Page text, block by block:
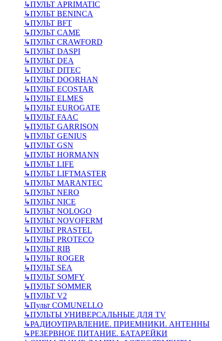
↳ПУЛЬТ APRIMATIC
↳ПУЛЬТ BENINCA
↳ПУЛЬТ BFT
↳ПУЛЬТ CAME
↳ПУЛЬТ CRAWFORD
↳ПУЛЬТ DASPI
↳ПУЛЬТ DEA
↳ПУЛЬТ DITEC
↳ПУЛЬТ DOORHAN
↳ПУЛЬТ ECOSTAR
↳ПУЛЬТ ELMES
↳ПУЛЬТ EUROGATE
↳ПУЛЬТ FAAC
↳ПУЛЬТ GARRISON
↳ПУЛЬТ GENIUS
↳ПУЛЬТ GSN
↳ПУЛЬТ HORMANN
↳ПУЛЬТ LIFE
↳ПУЛЬТ LIFTMASTER
↳ПУЛЬТ MARANTEC
↳ПУЛЬТ NERO
↳ПУЛЬТ NICE
↳ПУЛЬТ NOLOGO
↳ПУЛЬТ NOVOFERM
↳ПУЛЬТ PRASTEL
↳ПУЛЬТ PROTECO
↳ПУЛЬТ RIB
↳ПУЛЬТ ROGER
↳ПУЛЬТ SEA
↳ПУЛЬТ SOMFY
↳ПУЛЬТ SOMMER
↳ПУЛЬТ V2
↳Пульт СOMUNELLO
↳ПУЛЬТЫ УНИВЕРСАЛЬНЫЕ ДЛЯ TV
↳РАДИОУПРАВЛЕНИЕ. ПРИЕМНИКИ. АНТЕННЫ
↳РЕЗЕРВНОЕ ПИТАНИЕ. БАТАРЕЙКИ